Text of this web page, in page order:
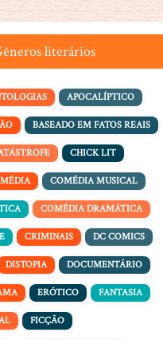
literários
APOCALÍPTICO
BASEADO EM FATOS REAIS
CHICK LIT
COMÉDIA MUSICAL
COMÉDIA DRAMÁTICA
CRIMINAIS DC COMICS
DISTOPIA DOCUMENTÁRIO
ERÓTICO FANTASIA
FICÇÃO